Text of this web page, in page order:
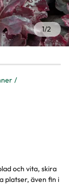
1/2
och vita, skira
platser, även fin i